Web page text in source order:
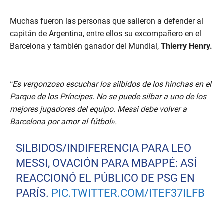
Muchas fueron las personas que salieron a defender al
capitán de Argentina, entre ellos su excompañero en el
Barcelona y también ganador del Mundial, Thierry Henry.
“Es vergonzoso escuchar los silbidos de los hinchas en el
Parque de los Príncipes. No se puede silbar a uno de los
mejores jugadores del equipo. Messi debe volver a
Barcelona por amor al fútbol».
SILBIDOS/INDIFERENCIA PARA LEO
MESSI, OVACIÓN PARA MBAPPÉ: ASÍ
REACCIONÓ EL PÚBLICO DE PSG EN
PARÍS. PIC.TWITTER.COM/ITEF37ILFB